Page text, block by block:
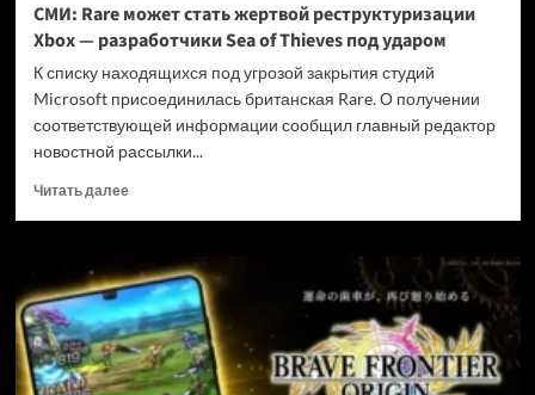
не
убивать
диски
СМИ: Rare может стать жертвой реструктуризации
Xbox — разработчики Sea of Thieves под ударом
К списку находящихся под угрозой закрытия студий
Microsoft присоединилась британская Rare. О получении
соответствующей информации сообщил главный редактор
новостной рассылки...
Читать далееПрочитать
Rare
может
стать
жертвой
реструктуризации
Xbox